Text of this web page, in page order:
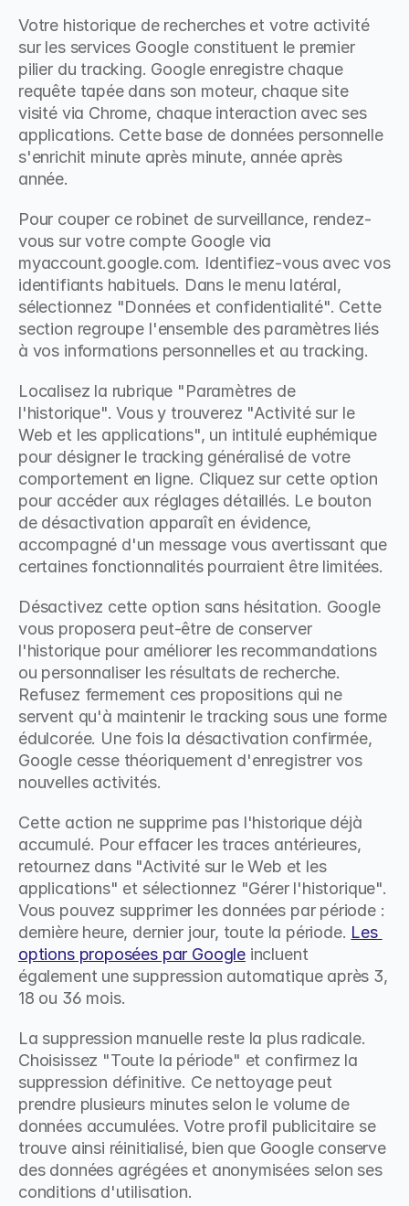
Votre historique de recherches et votre activité
sur les services Google constituent le premier
pilier du tracking. Google enregistre chaque
requête tapée dans son moteur, chaque site
visité via Chrome, chaque interaction avec ses
applications. Cette base de données personnelle
s'enrichit minute après minute, année après
année.
Pour couper ce robinet de surveillance, rendez-
vous sur votre compte Google via
myaccount.google.com. Identifiez-vous avec vos
identifiants habituels. Dans le menu latéral,
sélectionnez "Données et confidentialité". Cette
section regroupe l'ensemble des paramètres liés
à vos informations personnelles et au tracking.
Localisez la rubrique "Paramètres de
l'historique". Vous y trouverez "Activité sur le
Web et les applications", un intitulé euphémique
pour désigner le tracking généralisé de votre
comportement en ligne. Cliquez sur cette option
pour accéder aux réglages détaillés. Le bouton
de désactivation apparaît en évidence,
accompagné d'un message vous avertissant que
certaines fonctionnalités pourraient être limitées.
Désactivez cette option sans hésitation. Google
vous proposera peut-être de conserver
l'historique pour améliorer les recommandations
ou personnaliser les résultats de recherche.
Refusez fermement ces propositions qui ne
servent qu'à maintenir le tracking sous une forme
édulcorée. Une fois la désactivation confirmée,
Google cesse théoriquement d'enregistrer vos
nouvelles activités.
Cette action ne supprime pas l'historique déjà
accumulé. Pour effacer les traces antérieures,
retournez dans "Activité sur le Web et les
applications" et sélectionnez "Gérer l'historique".
Vous pouvez supprimer les données par période :
dernière heure, dernier jour, toute la période. Les
options proposées par Google incluent
également une suppression automatique après 3,
18 ou 36 mois.
La suppression manuelle reste la plus radicale.
Choisissez "Toute la période" et confirmez la
suppression définitive. Ce nettoyage peut
prendre plusieurs minutes selon le volume de
données accumulées. Votre profil publicitaire se
trouve ainsi réinitialisé, bien que Google conserve
des données agrégées et anonymisées selon ses
conditions d'utilisation.